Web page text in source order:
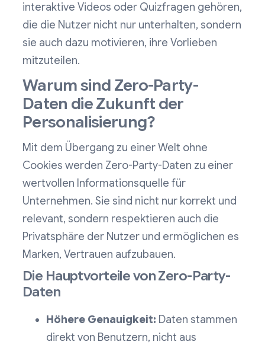
interaktive Videos oder Quizfragen gehören,
die die Nutzer nicht nur unterhalten, sondern
sie auch dazu motivieren, ihre Vorlieben
mitzuteilen.
Warum sind Zero-Party-
Daten die Zukunft der
Personalisierung?
Mit dem Übergang zu einer Welt ohne
Cookies werden Zero-Party-Daten zu einer
wertvollen Informationsquelle für
Unternehmen. Sie sind nicht nur korrekt und
relevant, sondern respektieren auch die
Privatsphäre der Nutzer und ermöglichen es
Marken, Vertrauen aufzubauen.
Die Hauptvorteile von Zero-Party-
Daten
Höhere Genauigkeit: Daten stammen
direkt von Benutzern, nicht aus